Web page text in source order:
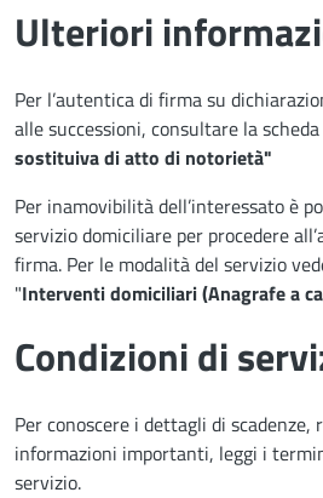
Ulteriori
Per l’autentica di firma su
alle successioni, consultare la
sostituiva di atto di notorietà"
Per inamovibilità dell’interessato è
servizio domiciliare per procedere
firma. Per le modalità del servizio
"Interventi domiciliari (Anagrafe a
Condizioni di
Per conoscere i dettagli di
informazioni importanti, leggi i
servizio.